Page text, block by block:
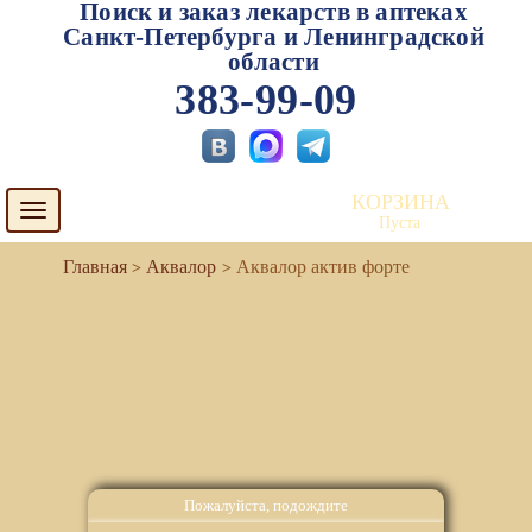
Пожалуйста, подождите
Поиск и заказ лекарств в аптеках
Санкт-Петербурга и Ленинградской
области
383-99-09
Toggle
navigation
КОРЗИНА
Пуста
Аквалор Аквалор актив форте